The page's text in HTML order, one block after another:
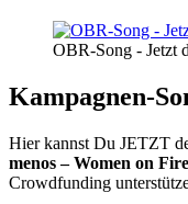
OBR-Song - Jetzt
Kampagnen-
Hier kannst Du JETZT
menos – Women on
Crowdfunding